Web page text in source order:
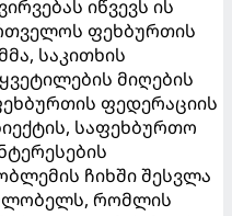
იწვევს ის
ფეხბურთის
საკითხის
მიღების
ფედერაციის
საფეხბურთო
ჩიხში შესვლა
რომლის